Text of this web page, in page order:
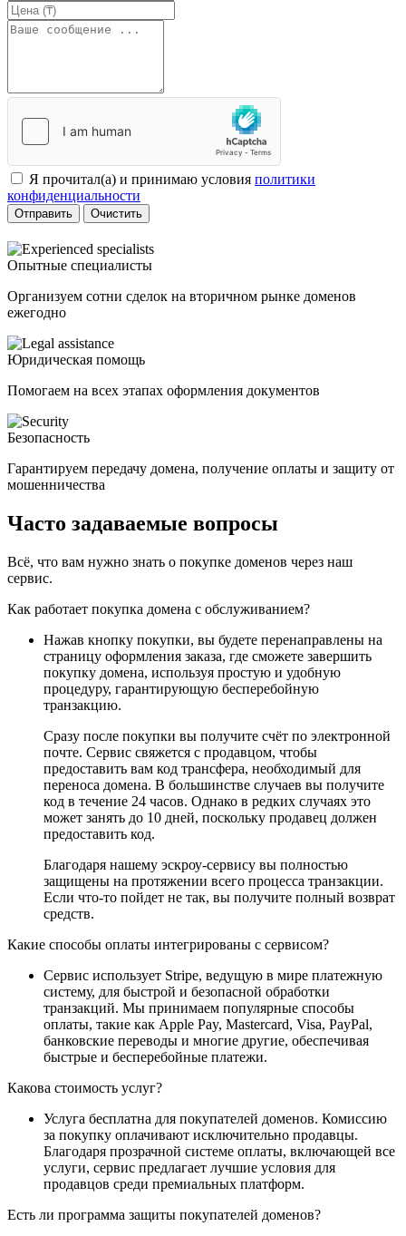
Я прочитал(а) и принимаю условия политики
конфиденциальности
Отправить Очистить
Опытные специалисты
Организуем сотни сделок на вторичном рынке доменов
ежегодно
Юридическая помощь
Помогаем на всех этапах оформления документов
Безопасность
Гарантируем передачу домена, получение оплаты и защиту от
мошенничества
Часто задаваемые вопросы
Всё, что вам нужно знать о покупке доменов через наш
сервис.
Как работает покупка домена с обслуживанием?
Нажав кнопку покупки, вы будете перенаправлены на
страницу оформления заказа, где сможете завершить
покупку домена, используя простую и удобную
процедуру, гарантирующую бесперебойную
транзакцию.
Сразу после покупки вы получите счёт по электронной
почте. Сервис свяжется с продавцом, чтобы
предоставить вам код трансфера, необходимый для
переноса домена. В большинстве случаев вы получите
код в течение 24 часов. Однако в редких случаях это
может занять до 10 дней, поскольку продавец должен
предоставить код.
Благодаря нашему эскроу-сервису вы полностью
защищены на протяжении всего процесса транзакции.
Если что-то пойдет не так, вы получите полный возврат
средств.
Какие способы оплаты интегрированы с сервисом?
Сервис использует Stripe, ведущую в мире платежную
систему, для быстрой и безопасной обработки
транзакций. Мы принимаем популярные способы
оплаты, такие как Apple Pay, Mastercard, Visa, PayPal,
банковские переводы и многие другие, обеспечивая
быстрые и бесперебойные платежи.
Какова стоимость услуг?
Услуга бесплатна для покупателей доменов. Комиссию
за покупку оплачивают исключительно продавцы.
Благодаря прозрачной системе оплаты, включающей все
услуги, сервис предлагает лучшие условия для
продавцов среди премиальных платформ.
Есть ли программа защиты покупателей доменов?